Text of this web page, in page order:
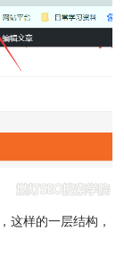
这样的一层结构，